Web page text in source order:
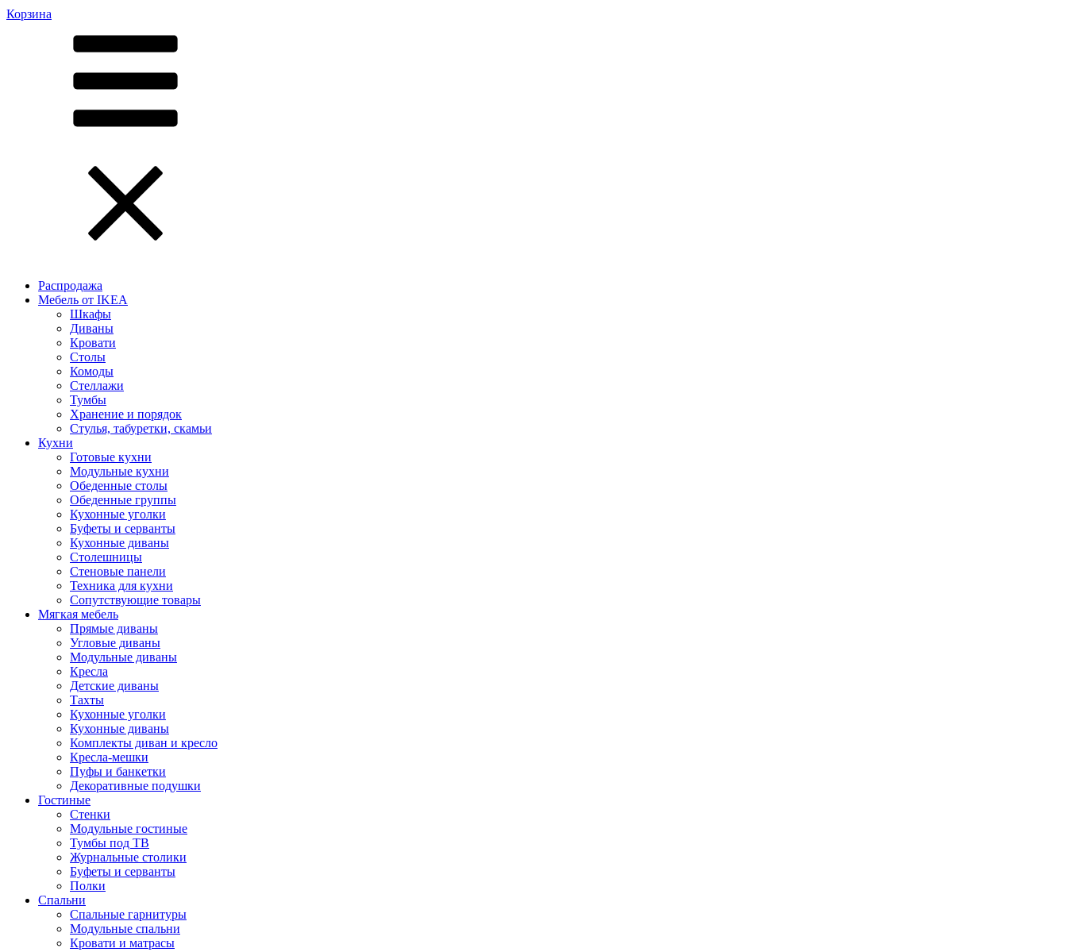
Корзина
Распродажа
Мебель от IKEA
Шкафы
Диваны
Кровати
Столы
Комоды
Стеллажи
Тумбы
Хранение и порядок
Стулья, табуретки, скамьи
Кухни
Готовые кухни
Модульные кухни
Обеденные столы
Обеденные группы
Кухонные уголки
Буфеты и серванты
Кухонные диваны
Столешницы
Стеновые панели
Техника для кухни
Сопутствующие товары
Мягкая мебель
Прямые диваны
Угловые диваны
Модульные диваны
Кресла
Детские диваны
Тахты
Кухонные уголки
Кухонные диваны
Комплекты диван и кресло
Кресла-мешки
Пуфы и банкетки
Декоративные подушки
Гостиные
Стенки
Модульные гостиные
Тумбы под ТВ
Журнальные столики
Буфеты и серванты
Полки
Спальни
Спальные гарнитуры
Модульные спальни
Кровати и матрасы